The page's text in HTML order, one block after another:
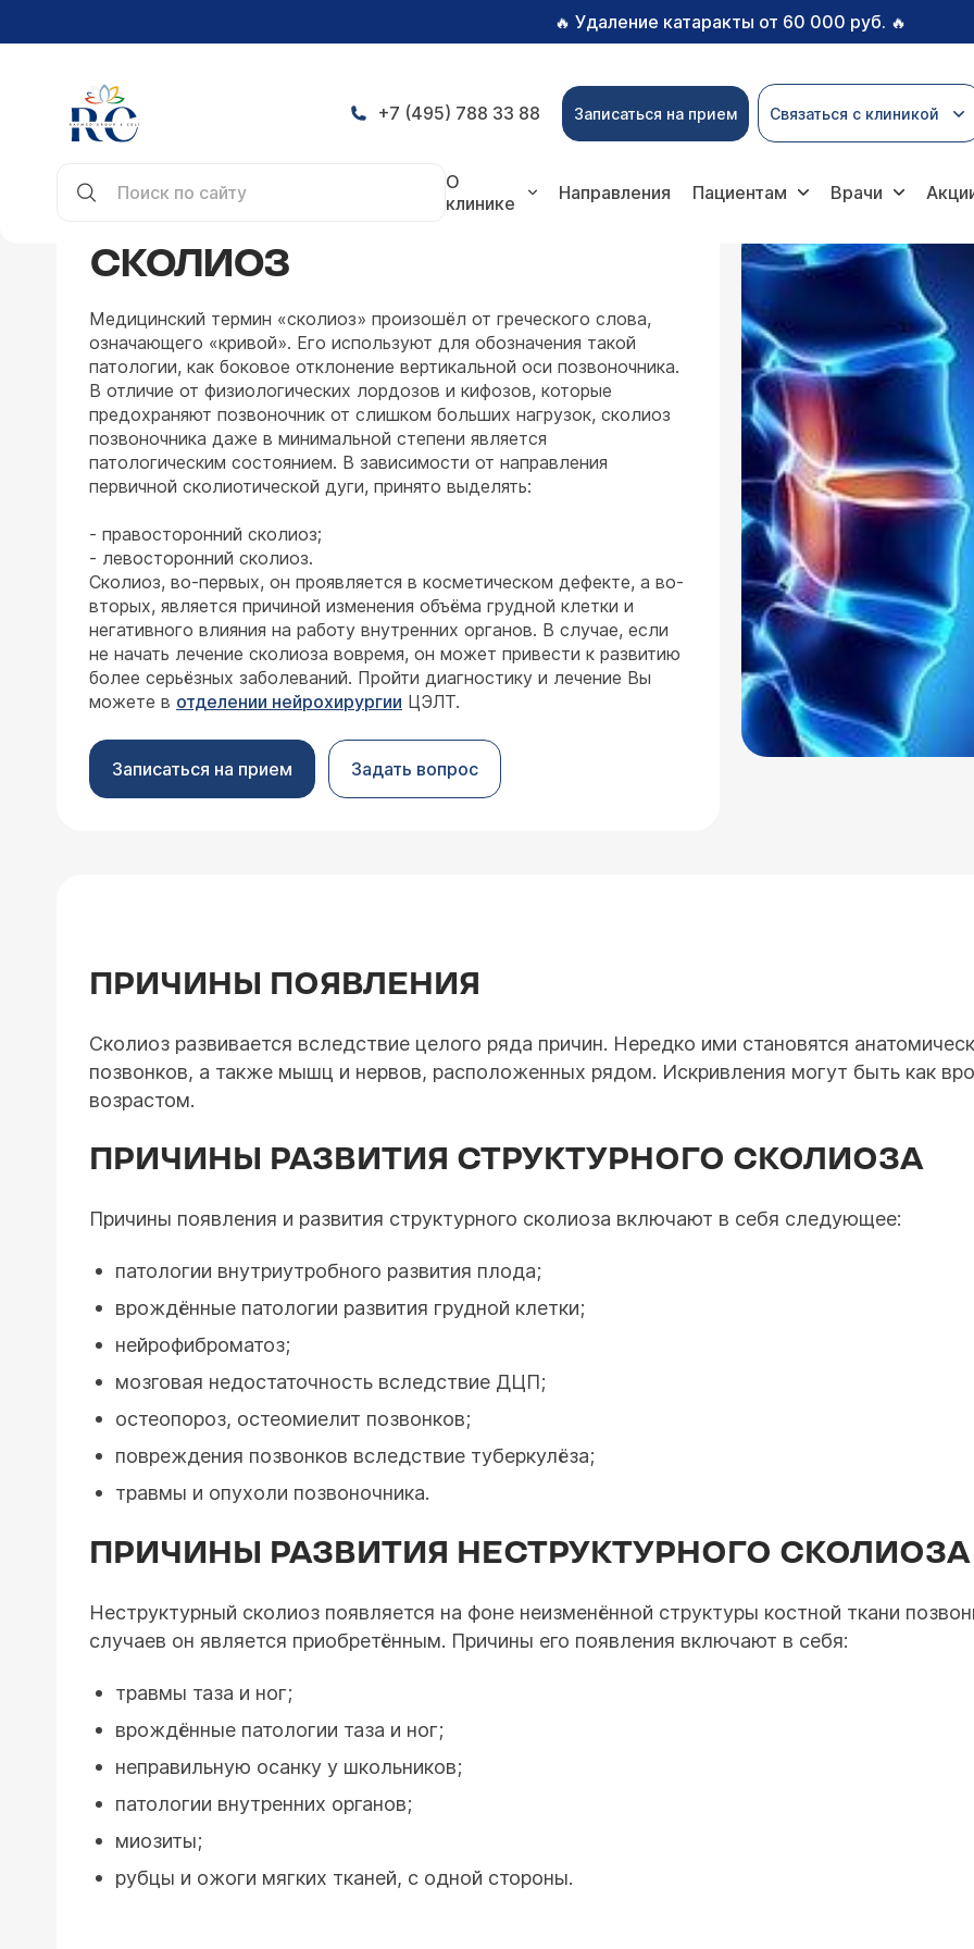
🔥 Удаление катаракты от 60 000 руб. 🔥
+7 (495) 788 33 88 Записаться на прием Связаться с клиникой
О
клинике
Направления Пациентам Врачи
СКОЛИОЗ
Медицинский термин «сколиоз» произошёл от греческого слова,
означающего «кривой». Его используют для обозначения такой
патологии, как боковое отклонение вертикальной оси позвоночника.
В отличие от физиологических лордозов и кифозов, которые
предохраняют позвоночник от слишком больших нагрузок, сколиоз
позвоночника даже в минимальной степени является
патологическим состоянием. В зависимости от направления
первичной сколиотической дуги, принято выделять:
- правосторонний сколиоз;
- левосторонний сколиоз.
Сколиоз, во-первых, он проявляется в косметическом дефекте, а во-
вторых, является причиной изменения объёма грудной клетки и
негативного влияния на работу внутренних органов. В случае, если
не начать лечение сколиоза вовремя, он может привести к развитию
более серьёзных заболеваний. Пройти диагностику и лечение Вы
можете в отделении нейрохирургии ЦЭЛТ.
Записаться на прием Задать вопрос
ПРИЧИНЫ ПОЯВЛЕНИЯ
Сколиоз развивается вследствие целого ряда причин. Нередко ими становятся
позвонков, а также мышц и нервов, расположенных рядом. Искривления могут быть как
возрастом.
ПРИЧИНЫ РАЗВИТИЯ СТРУКТУРНОГО СКОЛИОЗА
Причины появления и развития структурного сколиоза включают в себя следующее:
патологии внутриутробного развития плода;
врождённые патологии развития грудной клетки;
нейрофиброматоз;
мозговая недостаточность вследствие ДЦП;
остеопороз, остеомиелит позвонков;
повреждения позвонков вследствие туберкулёза;
травмы и опухоли позвоночника.
ПРИЧИНЫ РАЗВИТИЯ НЕСТРУКТУРНОГО СКОЛИОЗА
Неструктурный сколиоз появляется на фоне неизменённой структуры костной ткани
случаев он является приобретённым. Причины его появления включают в себя:
травмы таза и ног;
врождённые патологии таза и ног;
неправильную осанку у школьников;
патологии внутренних органов;
миозиты;
рубцы и ожоги мягких тканей, с одной стороны.